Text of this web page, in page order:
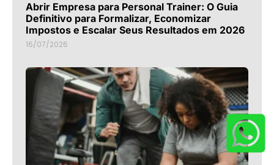
Abrir Empresa para Personal Trainer: O Guia
Definitivo para Formalizar, Economizar
Impostos e Escalar Seus Resultados em 2026
16/07/2026